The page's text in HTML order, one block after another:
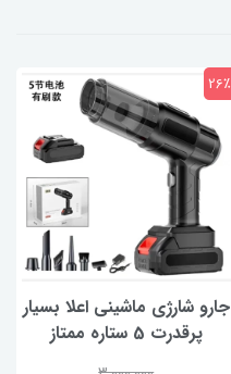
جارو شارژی ماشینی اعلا بسیار
پرقدرت 5 ستاره ممتاز
26٪